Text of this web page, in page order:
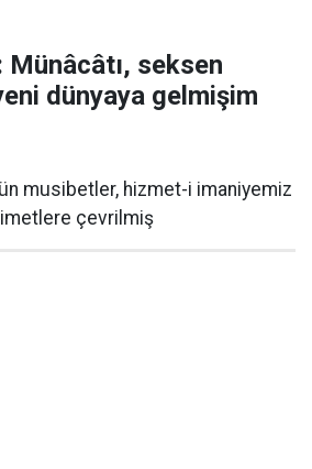
Münâcâtı, seksen
dünyaya gelmişim
musibetler, hizmet-i imaniyemiz
çevrilmiş